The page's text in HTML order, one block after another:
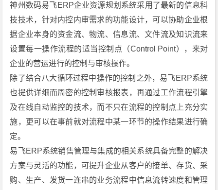
神州数码易飞ERP企业资源规划系统采用了最新的信息科
技技术，针对内控内审需求的功能设计，可以协助企业根
据企业本身的资金流、物流、信息流、文件流及知识流来
设置每一操作流程的适当控制点（Control Point），来对
企业的营运进行的控制与审核操作。
除了结合八大循环过程中操作的控制之外，易飞ERP系统
也提供详细而周密的控制审核报表，再通过工作流程引擎
及在线自动监控的技术，而不只在流程的控制点上充分实
施，更可以在事前就对流程中某一环节的操作结果进行确
定。
易飞ERP系统销售管理与集成的相关系统具备完整的解决
方案与灵活的功能，可提升企业从客户的接单、存货、采
购、生产、发货一连串的业务流程中信息流转速度和管理